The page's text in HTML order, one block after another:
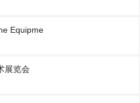
Equipme
展览会